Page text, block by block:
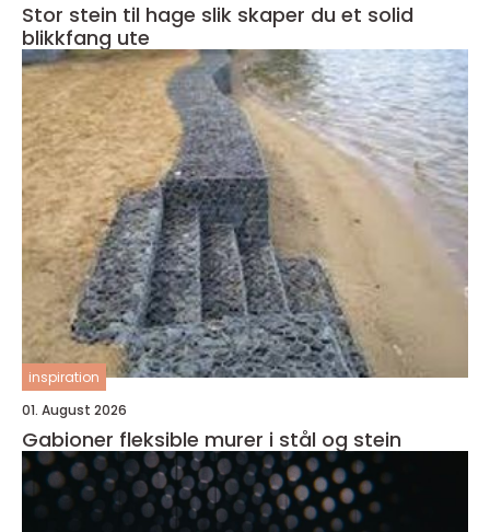
Stor stein til hage slik skaper du et solid
blikkfang ute
inspiration
01. August 2026
Gabioner fleksible murer i stål og stein